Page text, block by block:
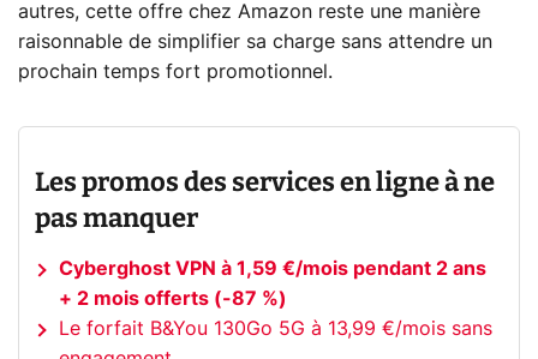
autres, cette offre chez Amazon reste une manière
raisonnable de simplifier sa charge sans attendre un
prochain temps fort promotionnel.
Les promos des services en ligne à ne
pas manquer
Cyberghost VPN à 1,59 €/mois pendant 2 ans
+ 2 mois offerts (-87 %)
Le forfait B&You 130Go 5G à 13,99 €/mois sans